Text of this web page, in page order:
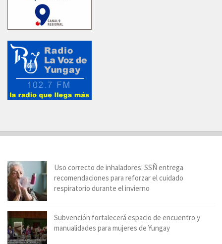
Uso correcto de inhaladores: SSÑ entrega
recomendaciones para reforzar el cuidado
respiratorio durante el invierno
Subvención fortalecerá espacio de encuentro y
manualidades para mujeres de Yungay